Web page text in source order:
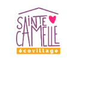
main
content